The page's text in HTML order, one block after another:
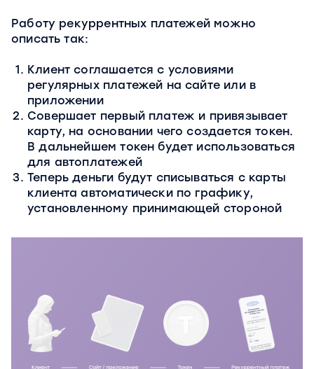
Работу рекуррентных платежей можно
описать так:
Клиент соглашается с условиями
регулярных платежей на сайте или в
приложении
Совершает первый платеж и привязывает
карту, на основании чего создается токен.
В дальнейшем токен будет использоваться
для автоплатежей
Теперь деньги будут списываться с карты
клиента автоматически по графику,
установленному принимающей стороной